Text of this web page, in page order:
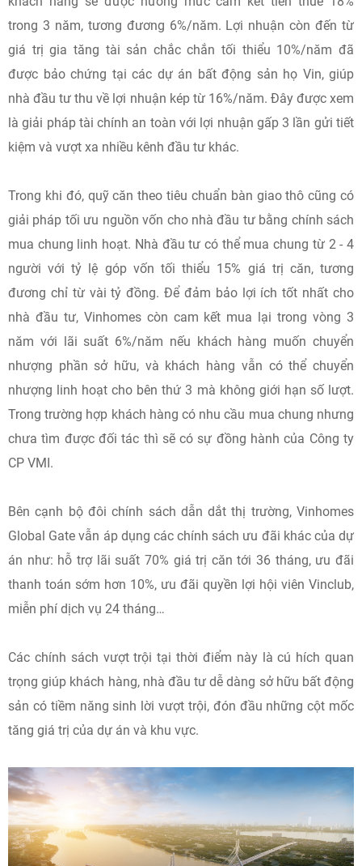
trong 3 năm, tương đương 6%/năm. Lợi nhuận còn đến từ
giá trị gia tăng tài sản chắc chắn tối thiểu 10%/năm đã
được bảo chứng tại các dự án bất động sản họ Vin, giúp
nhà đầu tư thu về lợi nhuận kép từ 16%/năm. Đây được xem
là giải pháp tài chính an toàn với lợi nhuận gấp 3 lần gửi tiết
kiệm và vượt xa nhiều kênh đầu tư khác.
Trong khi đó, quỹ căn theo tiêu chuẩn bàn giao thô cũng có
giải pháp tối ưu nguồn vốn cho nhà đầu tư bằng chính sách
mua chung linh hoạt. Nhà đầu tư có thể mua chung từ 2 - 4
người với tỷ lệ góp vốn tối thiểu 15% giá trị căn, tương
đương chỉ từ vài tỷ đồng. Để đảm bảo lợi ích tốt nhất cho
nhà đầu tư, Vinhomes còn cam kết mua lại trong vòng 3
năm với lãi suất 6%/năm nếu khách hàng muốn chuyển
nhượng phần sở hữu, và khách hàng vẫn có thể chuyển
nhượng linh hoạt cho bên thứ 3 mà không giới hạn số lượt.
Trong trường hợp khách hàng có nhu cầu mua chung nhưng
chưa tìm được đối tác thì sẽ có sự đồng hành của Công ty
CP VMI.
Bên cạnh bộ đôi chính sách dẫn dắt thị trường, Vinhomes
Global Gate vẫn áp dụng các chính sách ưu đãi khác của dự
án như: hỗ trợ lãi suất 70% giá trị căn tới 36 tháng, ưu đãi
thanh toán sớm hơn 10%, ưu đãi quyền lợi hội viên Vinclub,
miễn phí dịch vụ 24 tháng…
Các chính sách vượt trội tại thời điểm này là cú hích quan
trọng giúp khách hàng, nhà đầu tư dễ dàng sở hữu bất động
sản có tiềm năng sinh lời vượt trội, đón đầu những cột mốc
tăng giá trị của dự án và khu vực.